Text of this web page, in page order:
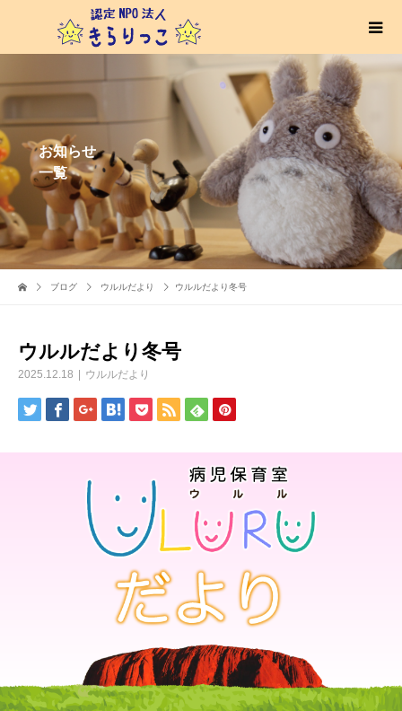
お知らせ
一覧
ブログ ウルルだより ウルルだより冬号
ウルルだより冬号
2025.12.18 ウルルだより